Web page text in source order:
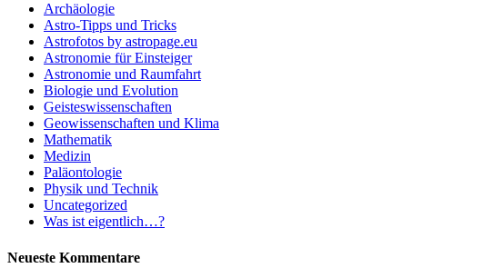
Archäologie
Astro-Tipps und Tricks
Astrofotos by astropage.eu
Astronomie für Einsteiger
Astronomie und Raumfahrt
Biologie und Evolution
Geisteswissenschaften
Geowissenschaften und Klima
Mathematik
Medizin
Paläontologie
Physik und Technik
Uncategorized
Was ist eigentlich…?
Neueste Kommentare